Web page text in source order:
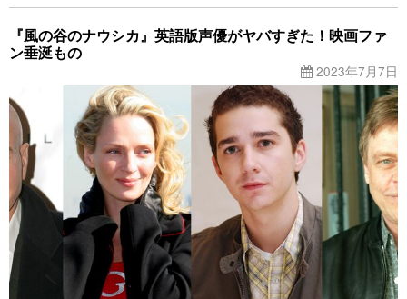
『風の谷のナウシカ』英語版声優がヤバすぎた！映画ファ
ン垂涎もの
2023年7月7日